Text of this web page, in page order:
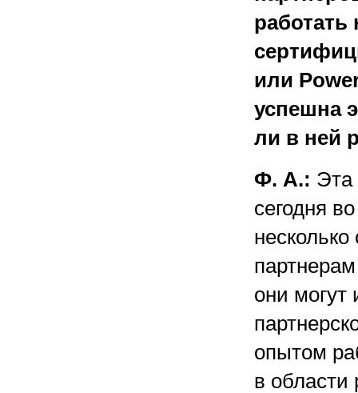
работать
или
успешна
ли в ней
Ф. А.: Эта
сегодня
они могут
опытом
в области